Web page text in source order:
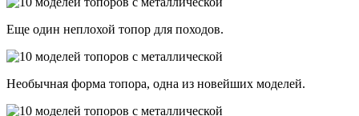
Еще один неплохой топор для походов.
Необычная форма топора, одна из новейших моделей.